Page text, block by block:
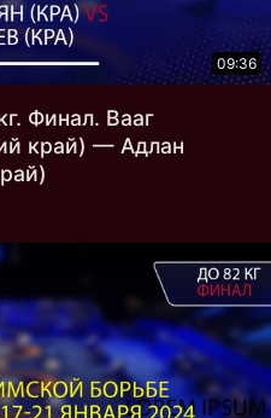
09:36
Финал. Вааг
край) — Адлан